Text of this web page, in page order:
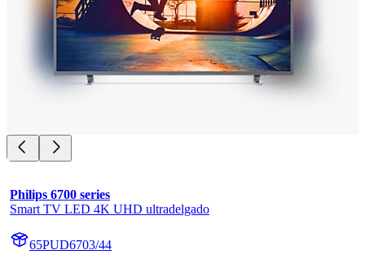
Philips 6700 series
Smart TV LED 4K UHD ultradelgado
65PUD6703/44